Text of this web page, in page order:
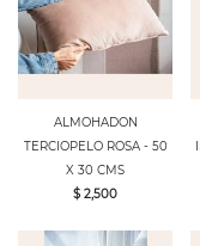
ALMOHADON
TERCIOPELO ROSA - 50
X 30 CMS
$ 2,500